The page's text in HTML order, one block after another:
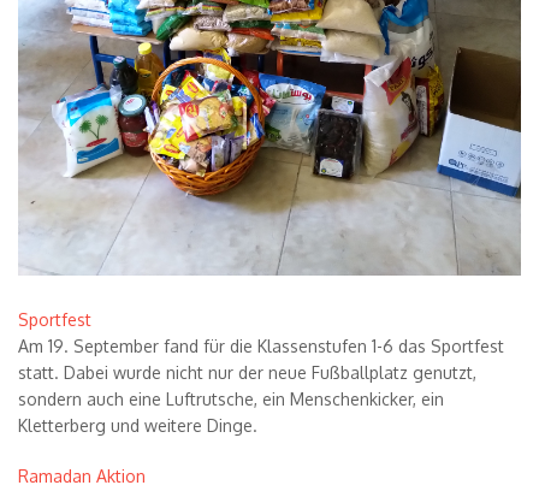
Sportfest
Am 19. September fand für die Klassenstufen 1-6 das Sportfest
statt. Dabei wurde nicht nur der neue Fußballplatz genutzt,
sondern auch eine Luftrutsche, ein Menschenkicker, ein
Kletterberg und weitere Dinge.
Ramadan Aktion